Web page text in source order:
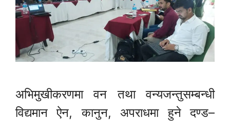
अभिमुखीकरणमा वन तथा वन्यजन्तुसम्बन्धी
विद्यमान ऐन, कानुन, अपराधमा हुने दण्ड–